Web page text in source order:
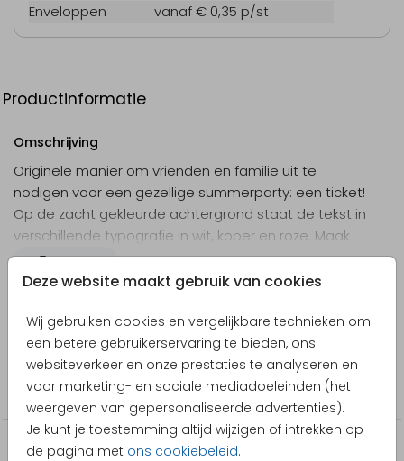
Deze website maakt gebruik van cookies
Wij gebruiken cookies en vergelijkbare technieken om
een betere gebruikerservaring te bieden, ons
websiteverkeer en onze prestaties te analyseren en
voor marketing- en sociale mediadoeleinden (het
weergeven van gepersonaliseerde advertenties).
Je kunt je toestemming altijd wijzigen of intrekken op
de pagina met ons cookiebeleid.
Enveloppen
vanaf € 0,35 p/st
Productinformatie
Omschrijving
Originele manier om vrienden en familie uit te
nodigen voor een gezellige summerparty: een ticket!
Op de zacht gekleurde achtergrond staat de tekst in
verschillende typografie in wit, koper en roze. Maak
de kaart naar wens persoonlijk in de online editor.
Toon meer
Blijkaartje
Collectie
Verjaardag